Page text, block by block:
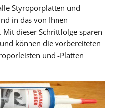
Styroporplatten und
in das von Ihnen
dieser Schrittfolge sparen
können die vorbereiteten
und -Platten